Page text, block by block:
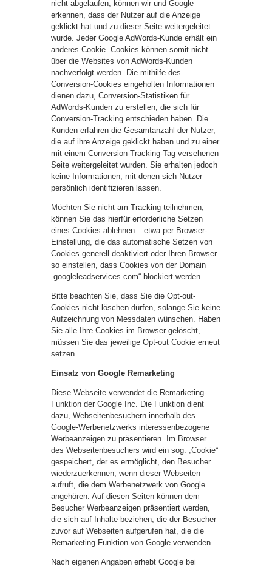
nicht abgelaufen, können wir und Google
erkennen, dass der Nutzer auf die Anzeige
geklickt hat und zu dieser Seite weitergeleitet
wurde. Jeder Google AdWords-Kunde erhält ein
anderes Cookie. Cookies können somit nicht
über die Websites von AdWords-Kunden
nachverfolgt werden. Die mithilfe des
Conversion-Cookies eingeholten Informationen
dienen dazu, Conversion-Statistiken für
AdWords-Kunden zu erstellen, die sich für
Conversion-Tracking entschieden haben. Die
Kunden erfahren die Gesamtanzahl der Nutzer,
die auf ihre Anzeige geklickt haben und zu einer
mit einem Conversion-Tracking-Tag versehenen
Seite weitergeleitet wurden. Sie erhalten jedoch
keine Informationen, mit denen sich Nutzer
persönlich identifizieren lassen.
Möchten Sie nicht am Tracking teilnehmen,
können Sie das hierfür erforderliche Setzen
eines Cookies ablehnen – etwa per Browser-
Einstellung, die das automatische Setzen von
Cookies generell deaktiviert oder Ihren Browser
so einstellen, dass Cookies von der Domain
„googleleadservices.com“ blockiert werden.
Bitte beachten Sie, dass Sie die Opt-out-
Cookies nicht löschen dürfen, solange Sie keine
Aufzeichnung von Messdaten wünschen. Haben
Sie alle Ihre Cookies im Browser gelöscht,
müssen Sie das jeweilige Opt-out Cookie erneut
setzen.
Einsatz von Google Remarketing
Diese Webseite verwendet die Remarketing-
Funktion der Google Inc. Die Funktion dient
dazu, Webseitenbesuchern innerhalb des
Google-Werbenetzwerks interessenbezogene
Werbeanzeigen zu präsentieren. Im Browser
des Webseitenbesuchers wird ein sog. „Cookie“
gespeichert, der es ermöglicht, den Besucher
wiederzuerkennen, wenn dieser Webseiten
aufruft, die dem Werbenetzwerk von Google
angehören. Auf diesen Seiten können dem
Besucher Werbeanzeigen präsentiert werden,
die sich auf Inhalte beziehen, die der Besucher
zuvor auf Webseiten aufgerufen hat, die die
Remarketing Funktion von Google verwenden.
Nach eigenen Angaben erhebt Google bei